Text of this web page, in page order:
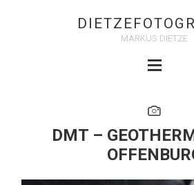
MARKUS DIETZE
DMT –